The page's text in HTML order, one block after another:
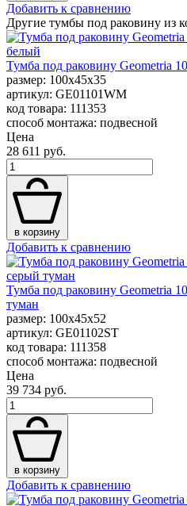
Добавить к сравнению
Другие тумбы под раковину из
Тумба под раковину Geometria
размер: 100x45x35
артикул: GE01101WM
код товара: 111353
способ монтажа: подвесной
Цена
28 611 руб.
в корзину
Добавить к сравнению
Тумба под раковину Geometria
туман
размер: 100x45x52
артикул: GE01102ST
код товара: 111358
способ монтажа: подвесной
Цена
39 734 руб.
в корзину
Добавить к сравнению